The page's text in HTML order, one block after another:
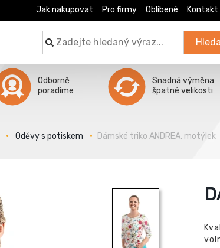
Jak nakupovat Pro firmy Oblíbené Kontakt
Odborně
poradíme
Snadná výměna
špatné velikosti
Oděvy s potiskem Dámské triko ANDREA, motýlek